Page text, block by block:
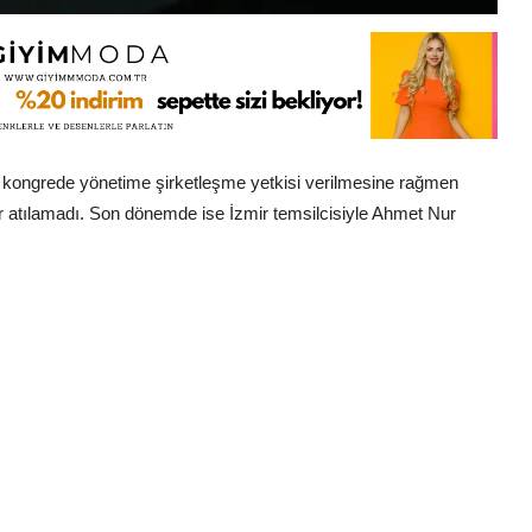
yönetime şirketleşme yetkisi verilmesine rağmen
atılamadı. Son dönemde ise İzmir temsilcisiyle Ahmet Nur